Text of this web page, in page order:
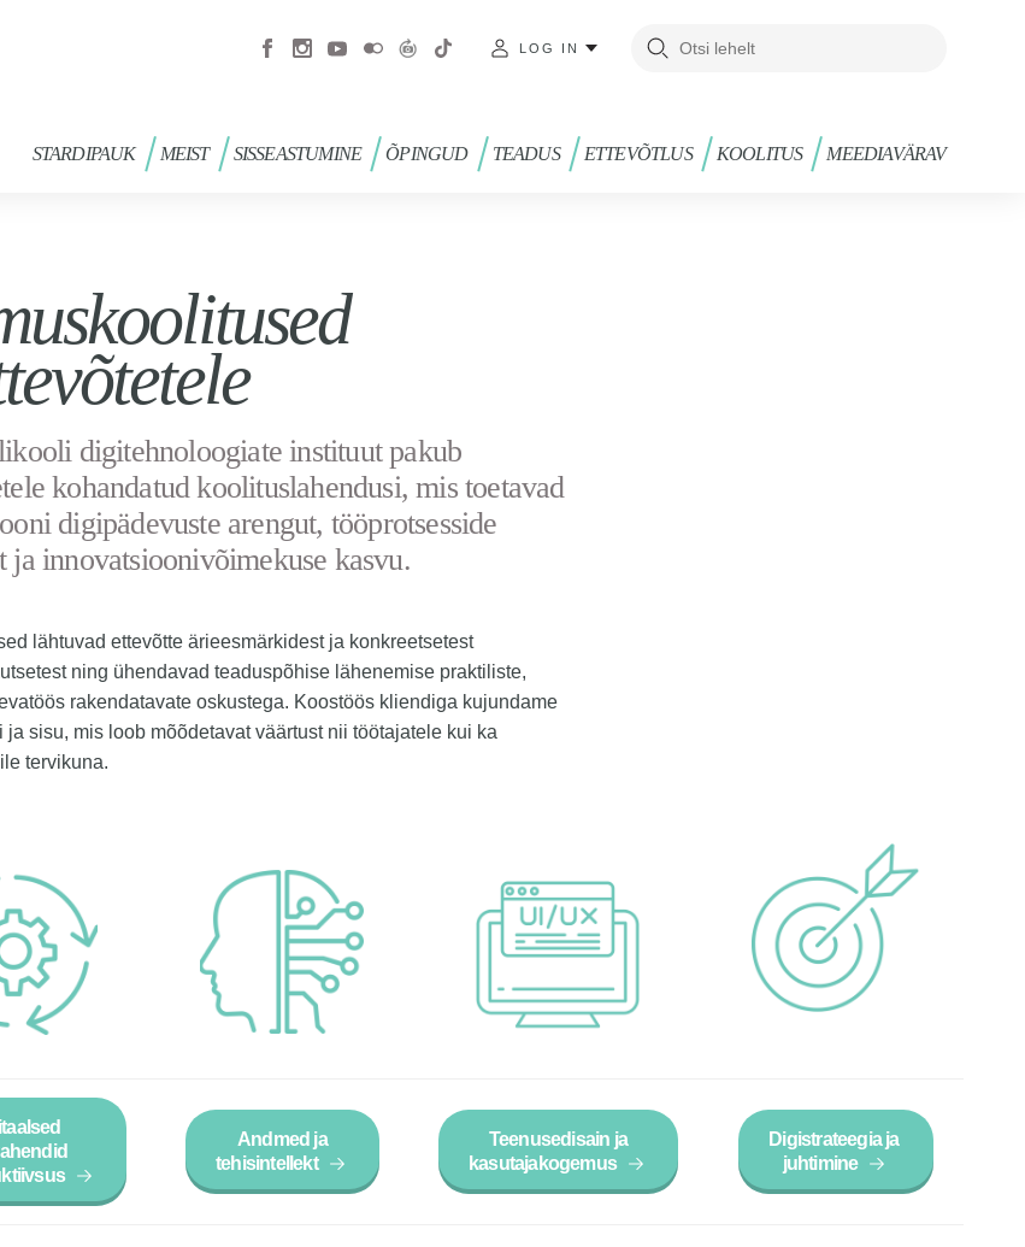
LOG IN
STARDIPAUK MEIST SISSEASTUMINE ÕPINGUD TEADUS ETTEVÕTLUS KOOLITUS MEEDIAVÄRAV
digitehnoloogiate instituut pakub
kohandatud koolituslahendusi, mis toetavad
digipädevuste arengut, tööprotsesside
ja innovatsioonivõimekuse kasvu.
lähtuvad ettevõtte ärieesmärkidest ja konkreetsetest
ning ühendavad teaduspõhise lähenemise praktiliste,
rakendatavate oskustega. Koostöös kliendiga kujundame
ja sisu, mis loob mõõdetavat väärtust nii töötajatele kui ka
tervikuna.
Andmed ja
tehisintellekt
Teenusedisain ja
kasutajakogemus
Digistrateegia ja
juhtimine